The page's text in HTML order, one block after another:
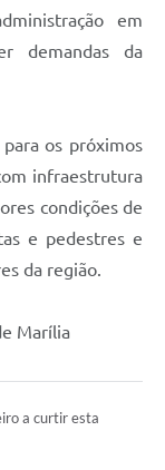
em
demandas da
os próximos
infraestrutura
condições de
e pedestres e
da região.
Marília
a curtir esta